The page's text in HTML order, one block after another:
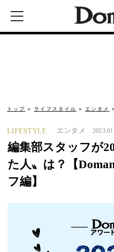
トップ ライフスタイル エンタメ
LIFESTYLE エンタメ
編集部スタッフが
た人〟は？【
フ編】